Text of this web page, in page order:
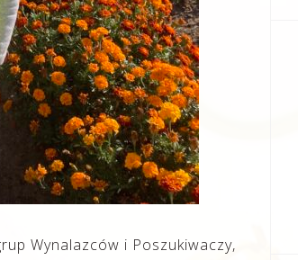
Wynalazców i Poszukiwaczy,